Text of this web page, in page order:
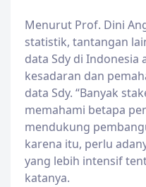
Menurut Prof. Dini
statistik, tantangan
data Sdy di Indonesia
kesadaran dan
data Sdy. “Banyak
memahami betapa
mendukung
karena itu, perlu
yang lebih intensif
katanya.